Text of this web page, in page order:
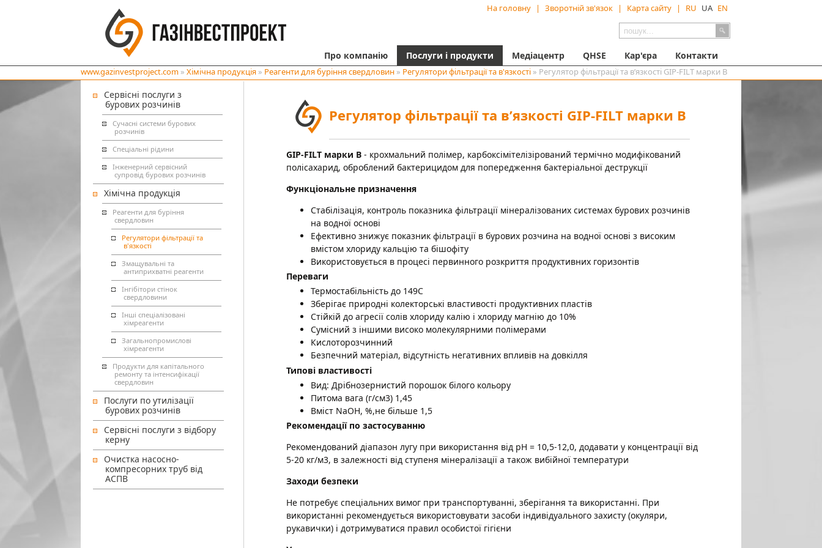
На головну | Зворотній зв'язок | Карта сайту | RU UA EN
Про компанію Послуги і продукти Медіацентр QHSE Кар'єра Контакти
www.gazinvestproject.com » Хімічна продукція » Реагенти для буріння свердловин » Регулятори фільтрації та в'язкості » Регулятор фільтрації та в’язкості GIP-FILT марки В
Сервісні послуги з
бурових розчинів
Сучасні системи бурових
розчинів
Спеціальні рідини
Інженерний сервісний
супровід бурових розчинів
Хімічна продукція
Реагенти для буріння
свердловин
Регулятори фільтрації та
в'язкості
Змащувальні та
антиприхватні реагенти
Інгібітори стінок
свердловини
Інші спеціалізовані
хімреагенти
Загальнопромислові
хімреагенти
Продукти для капітального
ремонту та інтенсифікації
свердловин
Послуги по утилізації
бурових розчинів
Сервісні послуги з відбору
керну
Очистка насосно-
компресорних труб від
АСПВ
Регулятор фільтрації та в’язкості GIP-FILT марки В
GIP-FILT марки В - крохмальний полімер, карбоксімітелізірований термічно модифікований
полісахарид, оброблений бактерицидом для попередження бактеріальної деструкції
Функціональне призначення
Стабілізація, контроль показника фільтрації мінералізованих системах бурових розчинів
на водної основі
Ефективно знижує показник фільтрації в бурових розчина на водної основі з високим
вмістом хлориду кальцію та бішофіту
Використовується в процесі первинного розкриття продуктивних горизонтів
Переваги
Термостабільність до 149С
Зберігає природні колекторські властивості продуктивних пластів
Стійкій до агресії солів хлориду калію і хлориду магнію до 10%
Сумісний з іншими високо молекулярними полімерами
Кислоторозчинний
Безпечний матеріал, відсутність негативних впливів на довкілля
Типові властивості
Вид: Дрібнозернистий порошок білого кольору
Питома вага (г/см3) 1,45
Вміст NaOH, %,не більше 1,5
Рекомендації по застосуванню
Рекомендований діапазон лугу при використання від рН = 10,5-12,0, додавати у концентрації від
5-20 кг/м3, в залежності від ступеня мінералізації а також вибійної температури
Заходи безпеки
Не потребує спеціальних вимог при транспортуванні, зберігання та використанні. При
використанні рекомендується використовувати засоби індивідуального захисту (окуляри,
рукавички) і дотримуватися правил особистої гігієни